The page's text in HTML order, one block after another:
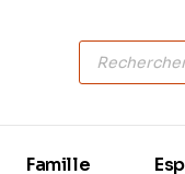
Famille